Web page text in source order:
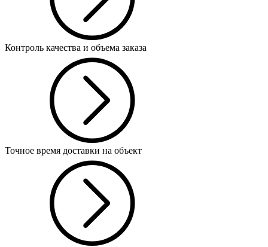
Контроль качества и объема заказа
Точное время доставки на объект